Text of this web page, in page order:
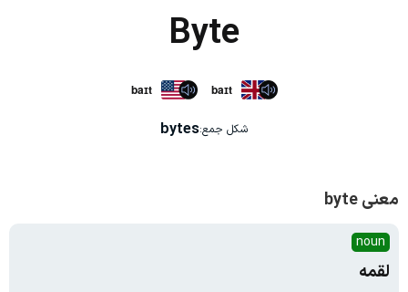
Byte
baɪt baɪt
شکل جمع:bytes
معنی byte
noun
لقمه